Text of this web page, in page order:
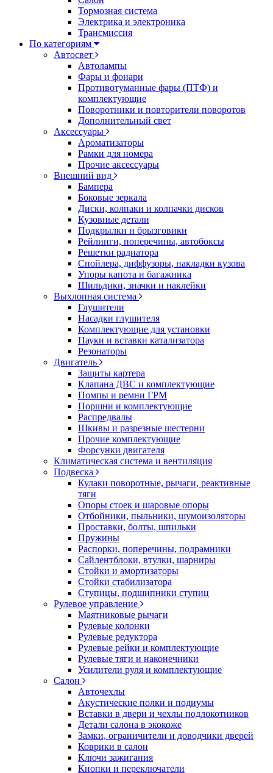
Тормозная система
Электрика и электроника
Трансмиссия
По категориям
Автосвет
Автолампы
Фары и фонари
Противотуманные фары (ПТФ) и
комплектующие
Поворотники и повторители поворотов
Дополнительный свет
Аксессуары
Ароматизаторы
Рамки для номера
Прочие аксессуары
Внешний вид
Бампера
Боковые зеркала
Диски, колпаки и колпачки дисков
Кузовные детали
Подкрылки и брызговики
Рейлинги, поперечины, автобоксы
Решетки радиатора
Спойлера, диффузоры, накладки кузова
Упоры капота и багажника
Шильдики, значки и наклейки
Выхлопная система
Глушители
Насадки глушителя
Комплектующие для установки
Пауки и вставки катализатора
Резонаторы
Двигатель
Защиты картера
Клапана ДВС и комплектующие
Помпы и ремни ГРМ
Поршни и комплектующие
Распредвалы
Шкивы и разрезные шестерни
Прочие комплектующие
Форсунки двигателя
Климатическая система и вентиляция
Подвеска
Кулаки поворотные, рычаги, реактивные
тяги
Опоры стоек и шаровые опоры
Отбойники, пыльники, шумоизоляторы
Проставки, болты, шпильки
Пружины
Распорки, поперечины, подрамники
Сайлентблоки, втулки, шарниры
Стойки и амортизаторы
Стойки стабилизатора
Ступицы, подшипники ступиц
Рулевое управление
Маятниковые рычаги
Рулевые колонки
Рулевые редуктора
Рулевые рейки и комплектующие
Рулевые тяги и наконечники
Усилители руля и комплектующие
Салон
Авточехлы
Акустические полки и подиумы
Вставки в двери и чехлы подлокотников
Детали салона в экокоже
Замки, ограничители и доводчики дверей
Коврики в салон
Ключи зажигания
Кнопки и переключатели